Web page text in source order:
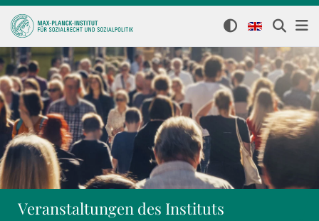
Veranstaltungen des Instituts